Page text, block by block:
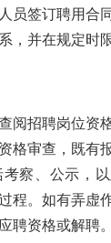
员签订聘用合
，并在规定时
阅招聘岗位资
格审查，既有
察、公示，
程。如有弄虚
聘资格或解聘。